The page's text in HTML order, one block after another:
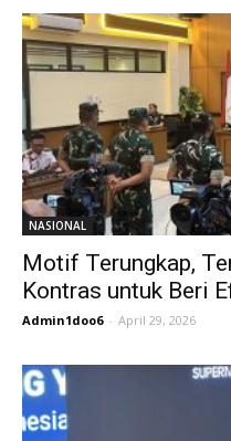
NASIONAL
Motif Terungkap,
Kontras untuk Beri
Admin1doo6 - April 29, 2026